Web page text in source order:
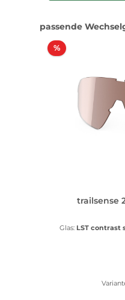
Produktgalerie
passende
%Rabatt
trailsense
Glas: LST contrast